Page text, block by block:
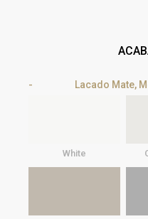
Lacado Mate,
White